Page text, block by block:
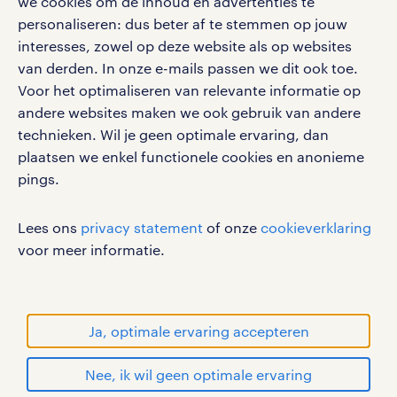
personaliseren: dus beter af te stemmen op jouw
interesses, zowel op deze website als op websites
van derden. In onze e-mails passen we dit ook toe.
Voor het optimaliseren van relevante informatie op
andere websites maken we ook gebruik van andere
technieken. Wil je geen optimale ervaring, dan
plaatsen we enkel functionele cookies en anonieme
pings.
Lees ons privacy statement of onze cookieverklaring
voor meer informatie.
Ja, optimale ervaring accepteren
Nee, ik wil geen optimale ervaring
vacatures, solliciteren en inspiratie.
werken bij randstad
gebruikersvoorwaarden
privacystatement
cookies
handelsmerken van Randstad N.V.
© Randstad 2026